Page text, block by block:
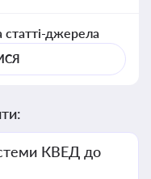
джерела
КВЕД до